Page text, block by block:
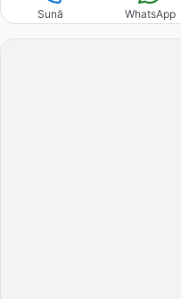
Sună WhatsApp